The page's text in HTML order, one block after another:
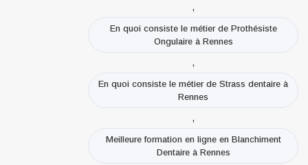
,
En quoi consiste le métier de Prothésiste
Ongulaire à Rennes
,
En quoi consiste le métier de Strass dentaire à
Rennes
,
Meilleure formation en ligne en Blanchiment
Dentaire à Rennes